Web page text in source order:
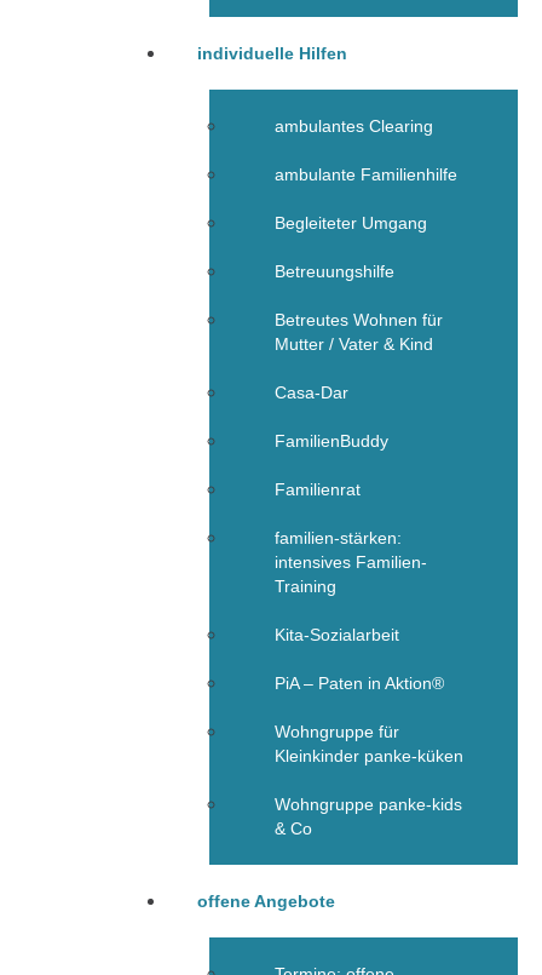
individuelle Hilfen
ambulantes Clearing
ambulante Familienhilfe
Begleiteter Umgang
Betreuungshilfe
Betreutes Wohnen für
Mutter / Vater & Kind
Casa-Dar
FamilienBuddy
Familienrat
familien-stärken:
intensives Familien-
Training
Kita-Sozialarbeit
PiA – Paten in Aktion®
Wohngruppe für
Kleinkinder panke-küken
Wohngruppe panke-kids
& Co
offene Angebote